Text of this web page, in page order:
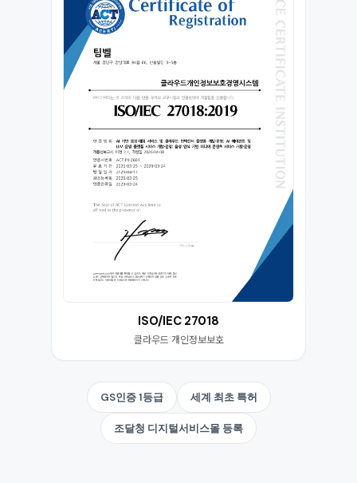
ISO/IEC 27018
클라우드 개인정보보호
GS인증 1등급 세계 최초 특허
조달청 디지털서비스몰 등록